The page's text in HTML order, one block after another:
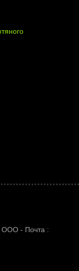
- Почта :